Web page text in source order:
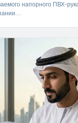
напорного ПВХ-